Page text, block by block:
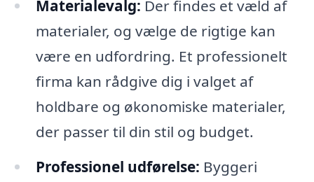
Materialevalg: Der findes et væld af
materialer, og vælge de rigtige kan
være en udfordring. Et professionelt
firma kan rådgive dig i valget af
holdbare og økonomiske materialer,
der passer til din stil og budget.
Professionel udførelse: Byggeri